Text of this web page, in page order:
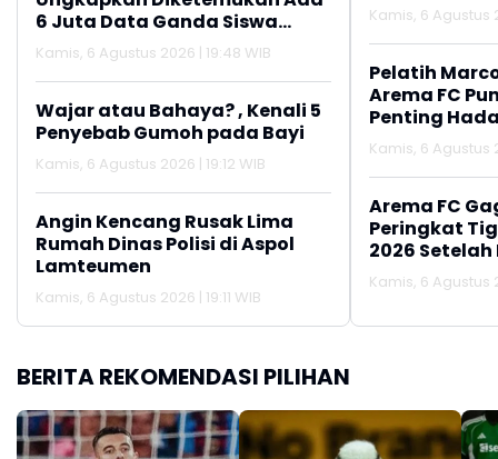
6 Juta Data Ganda Siswa
Penerima MBG
Kamis, 6 Agustus 2026 | 19:48 WIB
Wajar atau Bahaya? , Kenali 5
Penyebab Gumoh pada Bayi
Kamis, 6 Agustus 2026 | 19:12 WIB
Angin Kencang Rusak Lima
Rumah Dinas Polisi di Aspol
Lamteumen
Kamis, 6 Agustus 2026 | 19:11 WIB
Kamis, 6 Agustus
Pelatih
Arema FC
Penting
Kamis, 6 Agustus
Arema FC
Peringkat
2026
Persija
Kamis, 6 Agustus
BERITA REKOMENDASI PILIHAN